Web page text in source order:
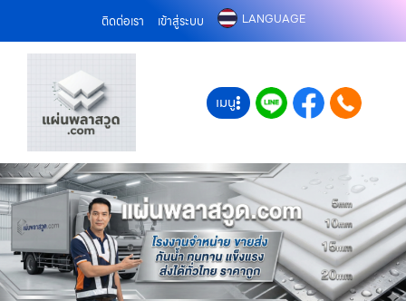
ติดต่อเรา เข้าสู่ระบบ LANGUAGE
เมนู